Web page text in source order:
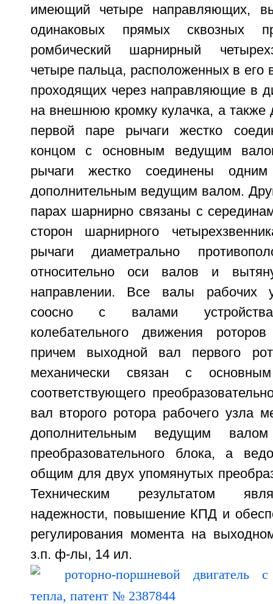
имеющий четыре направляющих,
одинаковых прямых сквозных
ромбический шарнирный
четыре пальца, расположенных в его
проходящих через направляющие в
на внешнюю кромку кулачка, а
первой паре рычаги жестко
концом с основным ведущим
рычаги жестко соединены
дополнительным ведущим валом.
парах шарнирно связаны с
сторон шарнирного
рычаги диаметрально
относительно оси валов и
направлении. Все валы рабочих
соосно с валами устройства
колебательного движения
причем выходной вал первого
механически связан с
соответствующего
вал второго ротора рабочего узла
дополнительным ведущим валом
преобразовательного блока, а
общим для двух упомянутых
Техническим результатом
надежности, повышение КПД и
регулирования момента на
з.п. ф-лы, 14 ил.